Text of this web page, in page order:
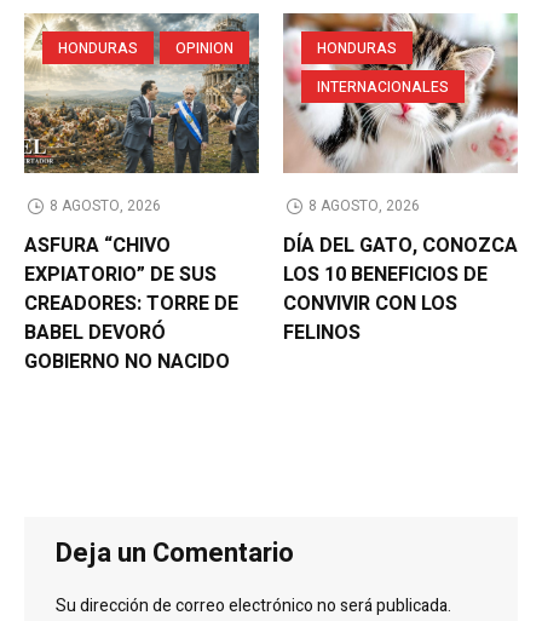
HONDURAS OPINION
8 AGOSTO, 2026
ASFURA “CHIVO
EXPIATORIO” DE SUS
CREADORES: TORRE DE
BABEL DEVORÓ
GOBIERNO NO NACIDO
HONDURAS
INTERNACIONALES
8 AGOSTO, 2026
DÍA DEL GATO, CONOZCA
LOS 10 BENEFICIOS DE
CONVIVIR CON LOS
FELINOS
Deja un Comentario
Su dirección de correo electrónico no será publicada.